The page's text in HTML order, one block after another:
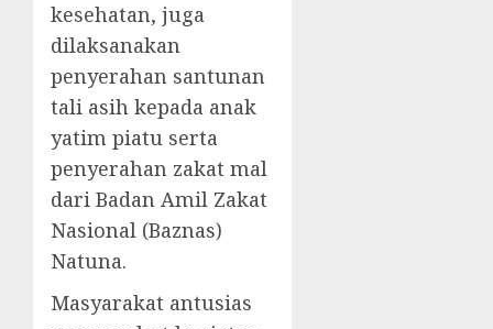
kesehatan, juga
dilaksanakan
penyerahan santunan
tali asih kepada anak
yatim piatu serta
penyerahan zakat mal
dari Badan Amil Zakat
Nasional (Baznas)
Natuna.
Masyarakat antusias